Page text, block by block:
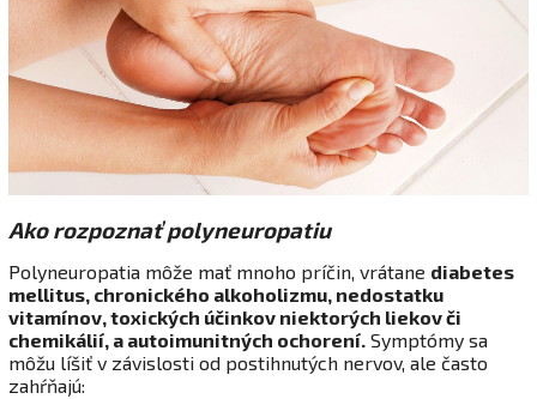
Ako rozpoznať polyneuropatiu
Polyneuropatia môže mať mnoho príčin, vrátane diabetes
mellitus, chronického alkoholizmu, nedostatku
vitamínov, toxických účinkov niektorých liekov či
chemikálií, a autoimunitných ochorení. Symptómy sa
môžu líšiť v závislosti od postihnutých nervov, ale často
zahŕňajú: